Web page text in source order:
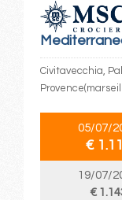
Civitavecchia,
05/07/
€
19/07/
€